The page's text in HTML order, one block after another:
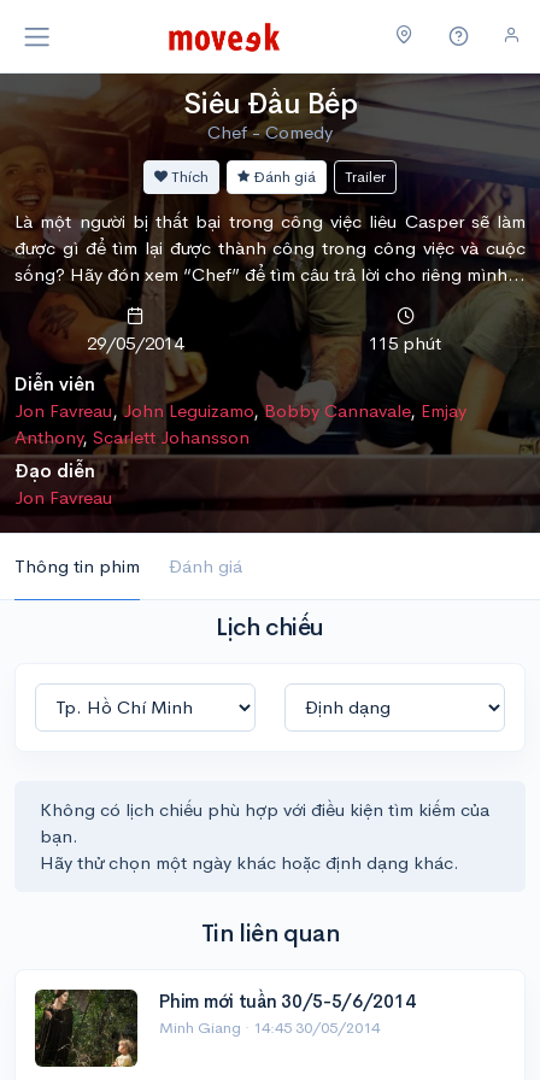
Siêu Đầu Bếp
Chef - Comedy
Thích Đánh giá Trailer
Là một người bị thất bại trong công việc liêu Casper sẽ làm
được gì để tìm lại được thành công trong công việc và cuộc
sống? Hãy đón xem “Chef” để tìm câu trả lời cho riêng mình...
29/05/2014
115 phút
Diễn viên
Jon Favreau, John Leguizamo,Bobby Cannavale, Emjay
Anthony, Scarlett Johansson
Đạo diễn
Jon Favreau
Thông tin phim Đánh giá
Lịch chiếu
Không có lịch chiếu phù hợp với điều kiện tìm kiếm của
bạn.
Hãy thử chọn một ngày khác hoặc định dạng khác.
Tin liên quan
Phim mới tuần 30/5-5/6/2014
Minh Giang · 14:45 30/05/2014